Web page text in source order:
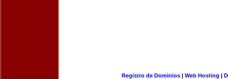
Registro de Dominios| Web Hosting |